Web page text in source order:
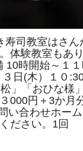
寿司教室はさ
体験教室もあ
10時開始～１
日(木）１０
」「おひな様
000円＋3か月
合わせホーム
ださい。1回